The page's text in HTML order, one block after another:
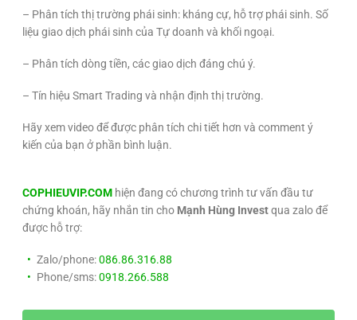
– Phân tích thị trường phái sinh: kháng cự, hỗ trợ phái sinh. Số
liệu giao dịch phái sinh của Tự doanh và khối ngoại.
– Phân tích dòng tiền, các giao dịch đáng chú ý.
– Tín hiệu Smart Trading và nhận định thị trường.
Hãy xem video để được phân tích chi tiết hơn và comment ý
kiến của bạn ở phần bình luận.
COPHIEUVIP.COM hiện đang có chương trình tư vấn đầu tư
chứng khoán, hãy nhắn tin cho Mạnh Hùng Investqua zalo để
được hỗ trợ:
Zalo/phone:086.86.316.88
Phone/sms:0918.266.588